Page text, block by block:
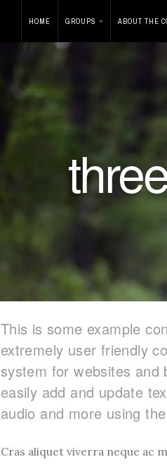
HOME GROUPS ABOUT THE
This is some example
extremely user friendly
system for websites and
easily add and update
audio and more using
Cras aliquet viverra neque ac